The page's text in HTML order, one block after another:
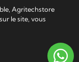
201340
Software
Agritechstore
le site, vous